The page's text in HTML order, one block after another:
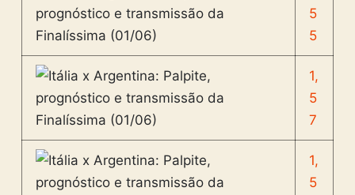
5
5
1,
5
7
1,
5